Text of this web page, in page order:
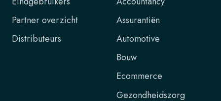
Partner overzicht
Distributeurs
Assurantiën
Automotive
Bouw
Ecommerce
Gezondheidszorg